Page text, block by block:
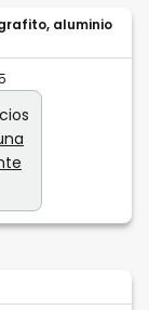
aluminio